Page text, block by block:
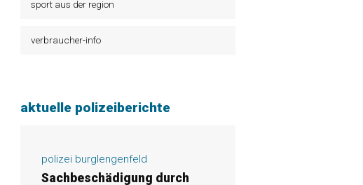
sport aus der region
verbraucher-info
aktuelle polizeiberichte
polizei burglengenfeld
Sachbeschädigung durch